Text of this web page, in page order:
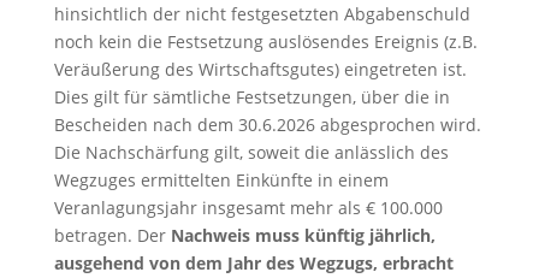
hinsichtlich der nicht festgesetzten Abgabenschuld
noch kein die Festsetzung auslösendes Ereignis (z.B.
Veräußerung des Wirtschaftsgutes) eingetreten ist.
Dies gilt für sämtliche Festsetzungen, über die in
Bescheiden nach dem 30.6.2026 abgesprochen wird.
Die Nachschärfung gilt, soweit die anlässlich des
Wegzuges ermittelten Einkünfte in einem
Veranlagungsjahr insgesamt mehr als € 100.000
betragen. Der Nachweis muss künftig jährlich,
ausgehend von dem Jahr des Wegzugs, erbracht